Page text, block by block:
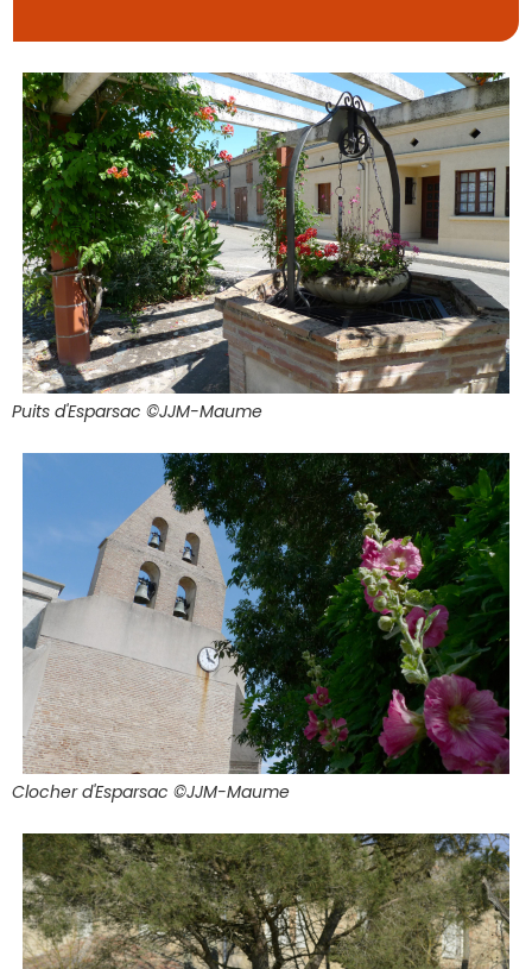
Puits d'Esparsac ©JJM-Maume
Clocher d'Esparsac ©JJM-Maume